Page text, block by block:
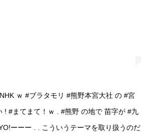
ｗ #ブラタモリ #熊野本宮大社 の #宮
! #まてまて！ｗ . #熊野 の地で 苗字が #九
ーーー . . こういうテーマを取り扱うのだ